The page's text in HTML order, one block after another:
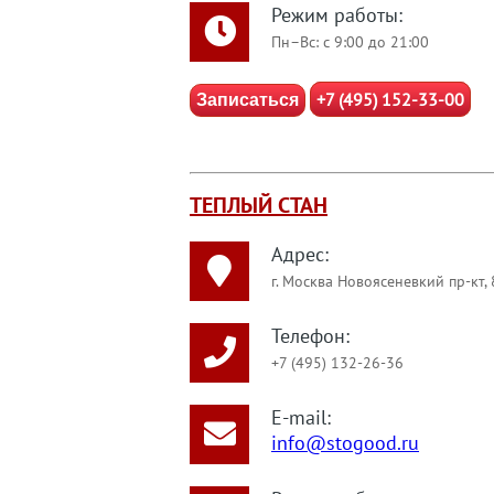
Режим работы:
Пн–Вс: с 9:00 до 21:00
Записаться +7 (495) 152-33-00
ТЕПЛЫЙ СТАН
Адрес:
г. Москва Новоясеневкий пр-кт,
Телефон:
+7 (495) 132-26-36
E-mail:
info@stogood.ru